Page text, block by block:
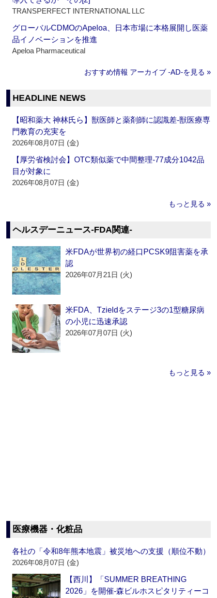
TRANSPERFECT INTERNATIONAL LLC
グローバルCDMOのApeloa、日本市場に本格展開し医薬
品イノベーションを推進
Apeloa Pharmaceutical
おすすめ情報 アーカイブ ‐AD‐を見る »
HEADLINE NEWS
【昭和薬大 神林氏ら】獣医師と薬剤師に認識差‐獣医療専
門教育の充実を
2026年08月07日 (金)
【厚労省検討会】OTC類似薬で中間整理‐77成分1042品
目が対象に
2026年08月07日 (金)
もっと見る »
ヘルスデーニュース‐FDA関連‐
米FDAが世界初の経口PCSK9阻害薬を承
認
2026年07月21日 (火)
米FDA、Tzieldをステージ3の1型糖尿病
の小児に迅速承認
2026年07月07日 (火)
もっと見る »
医療機器・化粧品
各社の「令和8年熊本地震」被災地への支援（順位不動）
2026年08月07日 (金)
【西川】「SUMMER BREATHING
2026」を開催‐森ビルホスピタリティーコ